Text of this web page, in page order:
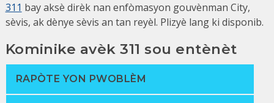
311 bay aksè dirèk nan enfòmasyon gouvènman City,
sèvis, ak dènye sèvis an tan reyèl. Plizyè lang ki disponib.
Kominike avèk 311 sou entènèt
RAPÒTE YON PWOBLÈM